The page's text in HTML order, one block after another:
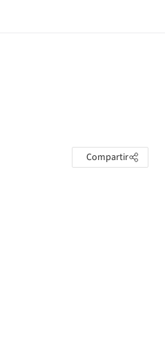
Compartir